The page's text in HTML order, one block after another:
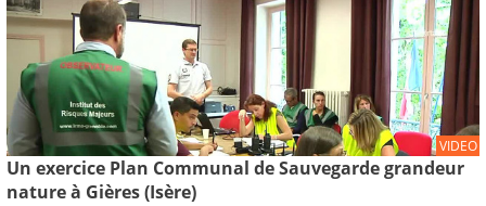
VIDEO
Un exercice Plan Communal de Sauvegarde grandeur
nature à Gières (Isère)